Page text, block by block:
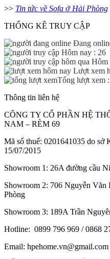
>> Tin tức về Sofa ở Hải Phòng
THỐNG KÊ TRUY CẬP
Đang
Hôm nay : 26
Hôm
Lượt xem
Tổng lượt xem
Thông tin liên hệ
CÔNG TY CỔ PHẦN HỆ
NAM – RÈM 69
Mã số thuế: 0201641035 do
15/07/2015
Showroom 1: 26A đường cầu
Showroom 2: 706 Nguyễn
Phòng
Showroom 3: 189A Trần
Hotline: 0899 796 969 / 0868
Email: hpehome.vn@gmail.com